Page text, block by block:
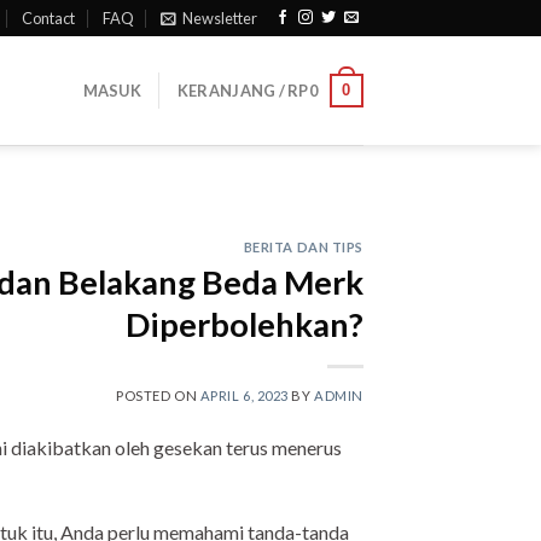
Contact FAQ Newsletter
MASUK KERANJANG /RP0 0
BERITA DAN TIPS
Belakang Beda Merk
Diperbolehkan?
POSTED ON APRIL 6, 2023 BY ADMIN
diakibatkan oleh gesekan terus menerus
itu, Anda perlu memahami tanda-tanda